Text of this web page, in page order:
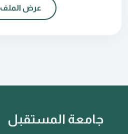
عرض الملف
جامعة المستقبل